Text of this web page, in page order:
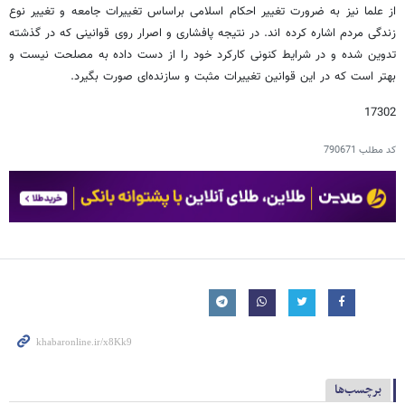
از علما نیز به ضرورت تغییر احکام اسلامی براساس تغییرات جامعه و تغییر نوع
زندگی مردم اشاره کرده اند. در نتیجه پافشاری و اصرار روی قوانینی که در گذشته
تدوین شده و در شرایط کنونی کارکرد خود را از دست داده به مصلحت نیست و
بهتر است که در این قوانین تغییرات مثبت و سازنده‌ای صورت بگیرد.
17302
کد مطلب 790671
برچسب‌ها